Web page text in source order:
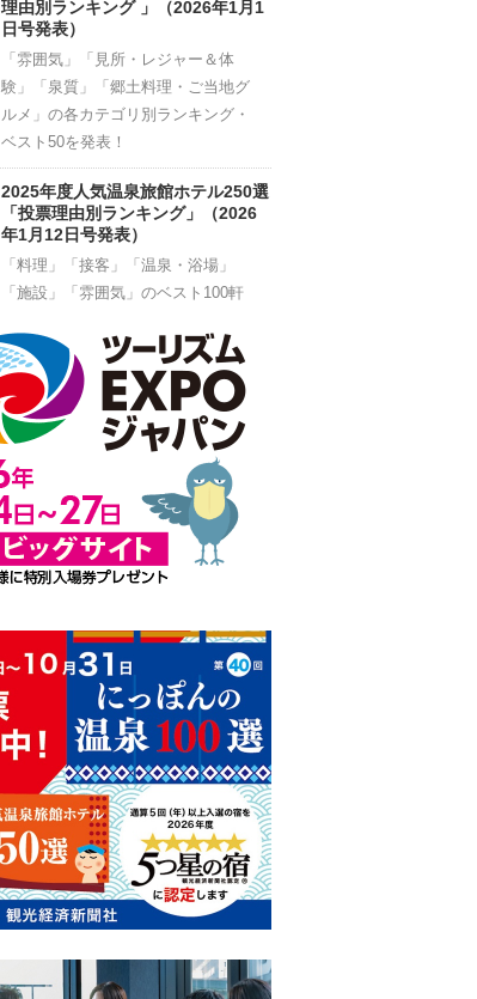
理由別ランキング 」（2026年1月1
日号発表）
「雰囲気」「見所・レジャー＆体
験」「泉質」「郷土料理・ご当地グ
ルメ」の各カテゴリ別ランキング・
ベスト50を発表！
2025年度人気温泉旅館ホテル250選
「投票理由別ランキング」（2026
年1月12日号発表）
「料理」「接客」「温泉・浴場」
「施設」「雰囲気」のベスト100軒